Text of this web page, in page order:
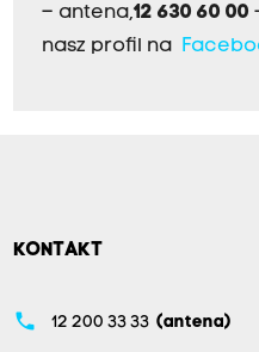
– antena,12 630 60 00
nasz profil na
KONTAKT
phone 12 200 33 33 (antena)